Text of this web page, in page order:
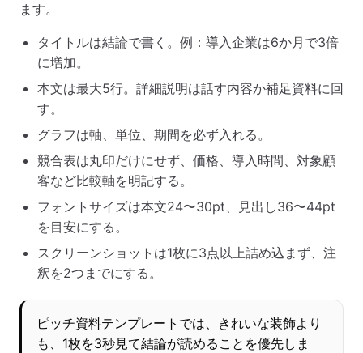
ます。
タイトルは結論で書く。例：導入企業は6か月で3倍
に増加。
本文は最大5行。詳細説明は話す内容か補足資料に回
す。
グラフは軸、単位、期間を必ず入れる。
競合表は丸印だけにせず、価格、導入時間、対象顧
客など比較軸を明記する。
フォントサイズは本文24〜30pt、見出し36〜44pt
を目安にする。
スクリーンショットは1枚に3点以上詰め込まず、注
釈を2つまでにする。
ピッチ資料テンプレートでは、きれいな装飾より
も、1枚を3秒見て結論が読めることを優先しま